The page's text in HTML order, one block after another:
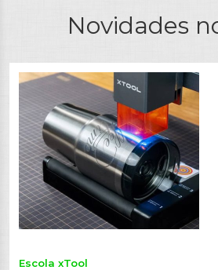
Novidades
Escola xTool